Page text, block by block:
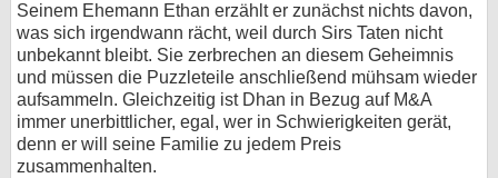
Seinem Ehemann Ethan erzählt er zunächst nichts davon,
was sich irgendwann rächt, weil durch Sirs Taten nicht
unbekannt bleibt. Sie zerbrechen an diesem Geheimnis
und müssen die Puzzleteile anschließend mühsam wieder
aufsammeln. Gleichzeitig ist Dhan in Bezug auf M&A
immer unerbittlicher, egal, wer in Schwierigkeiten gerät,
denn er will seine Familie zu jedem Preis
zusammenhalten.